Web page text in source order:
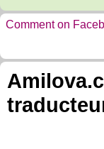
Comment on